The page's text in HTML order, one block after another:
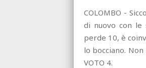
COLOMBO -
di nuovo con le
perde 10, è
lo bocciano.
VOTO 4.